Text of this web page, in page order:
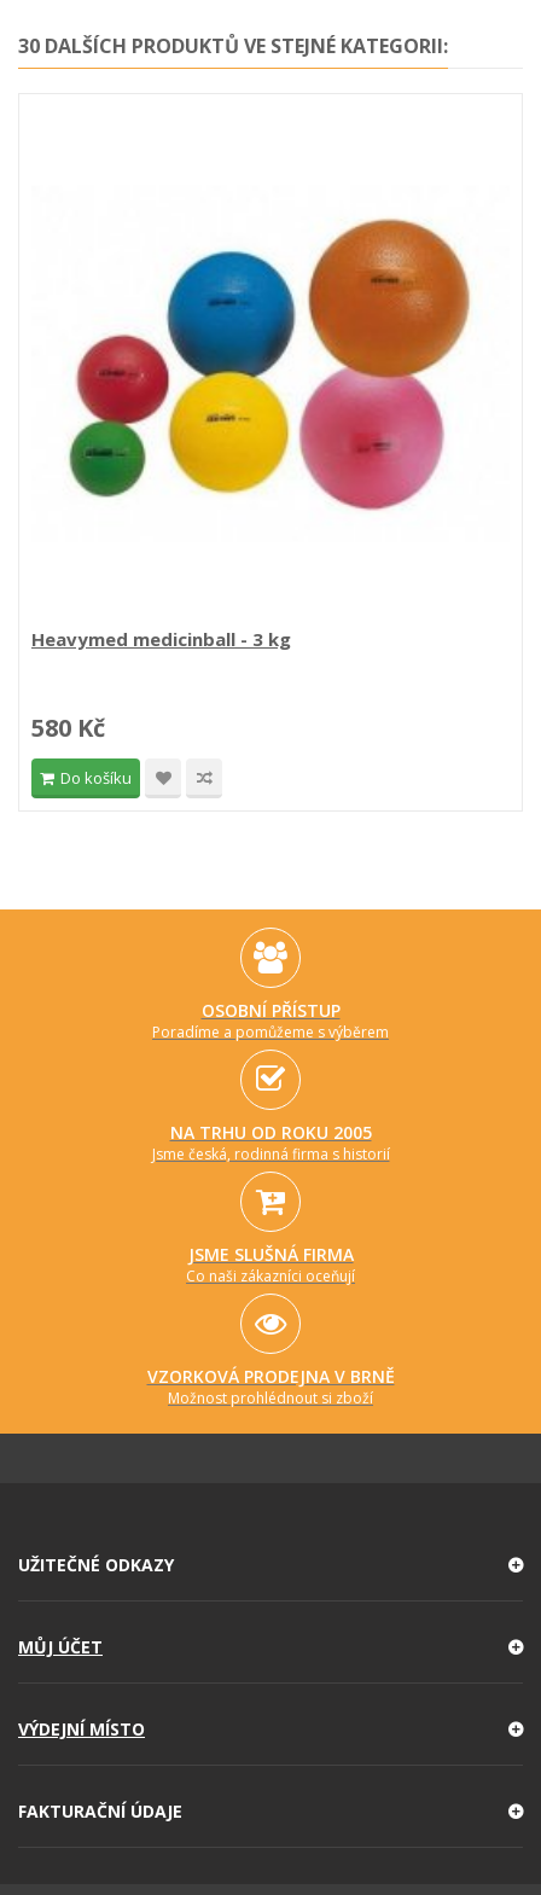
30 DALŠÍCH PRODUKTŮ VE STEJNÉ KATEGORII:
Heavymed medicinball - 3 kg
580 Kč
Do košíku
OSOBNÍ PŘÍSTUP
Poradíme a pomůžeme s výběrem
NA TRHU OD ROKU 2005
Jsme česká, rodinná firma s historií
JSME SLUŠNÁ FIRMA
Co naši zákazníci oceňují
VZORKOVÁ PRODEJNA V BRNĚ
Možnost prohlédnout si zboží
UŽITEČNÉ ODKAZY
MŮJ ÚČET
VÝDEJNÍ MÍSTO
FAKTURAČNÍ ÚDAJE